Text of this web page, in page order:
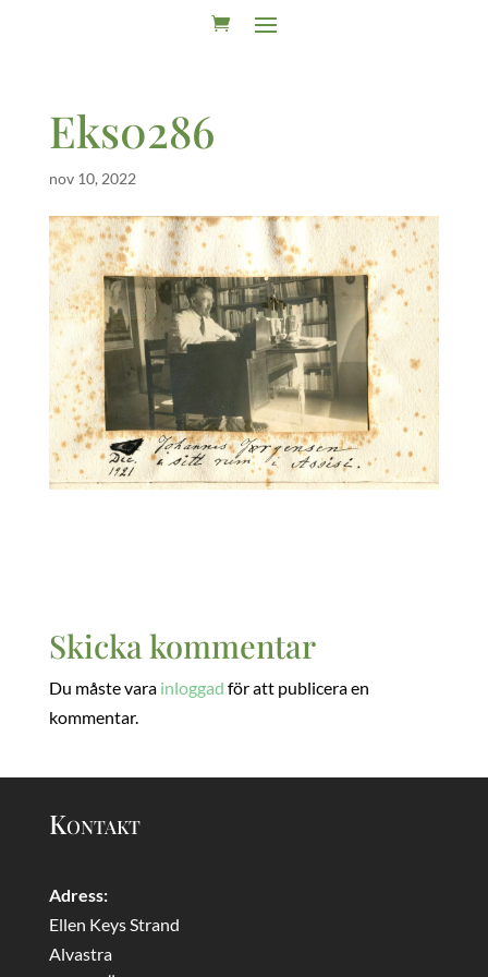
Eks0286
nov 10, 2022
Skicka kommentar
Du måste vara inloggad för att publicera en
kommentar.
Kontakt
Adress:
Ellen Keys Strand
Alvastra